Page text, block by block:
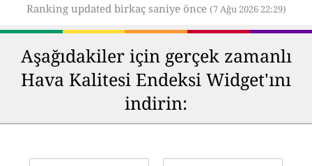
Ranking updated birkaç saniye önce (7 Ağu 2026 22:29)
Aşağıdakiler için gerçek zamanlı
Hava Kalitesi Endeksi Widget'ını
indirin: